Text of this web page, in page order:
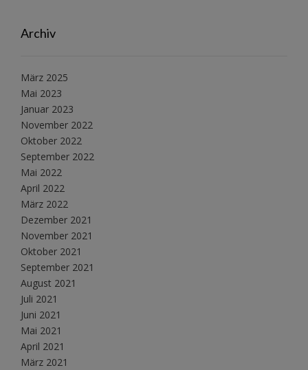
Archiv
März 2025
Mai 2023
Januar 2023
November 2022
Oktober 2022
September 2022
Mai 2022
April 2022
März 2022
Dezember 2021
November 2021
Oktober 2021
September 2021
August 2021
Juli 2021
Juni 2021
Mai 2021
April 2021
März 2021